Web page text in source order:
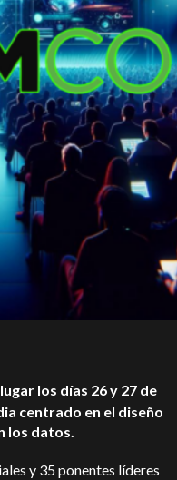
los días 26 y 27 de
centrado en el diseño
los datos.
y 35 ponentes líderes